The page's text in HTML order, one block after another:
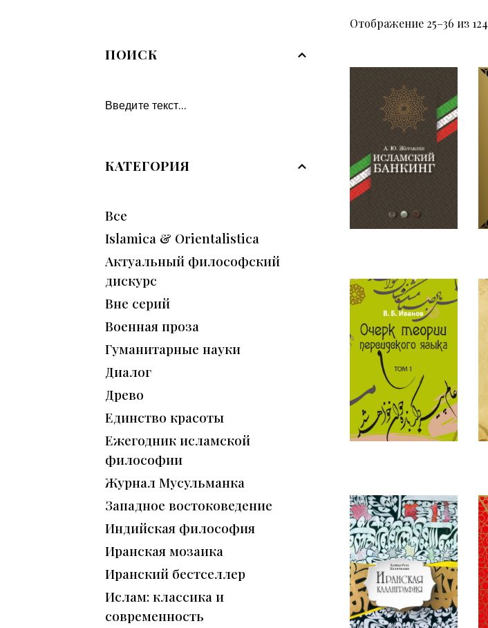
Отображение 25–36 из 124
ПОИСК
КАТЕГОРИЯ
Все
Islamica & Orientalistica
Актуальный философский
дискурс
Вне серий
Военная проза
Гуманитарные науки
Диалог
Древо
Единство красоты
Ежегодник исламской
философии
Журнал Мусульманка
Западное востоковедение
Индийская философия
Иранская мозаика
Иранский бестселлер
Ислам: классика и
современность